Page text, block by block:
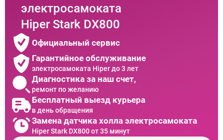
электросамоката
Hiper Stark DX800
Официальный сервис
Гарантийное обслуживание
электросамоката Hiper до 3 лет
Диагностика за наш счет,
ремонт по желанию
Бесплатный выезд курьера
в день обращения
Замена датчика холла электросамоката
Hiper Stark DX800 от 35 минут